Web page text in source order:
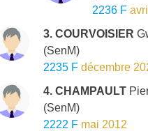
2236 F
3. COURVOISIER
(SenM)
2235 F décembre
4. CHAMPAULT
(SenM)
2222 F mai 2012